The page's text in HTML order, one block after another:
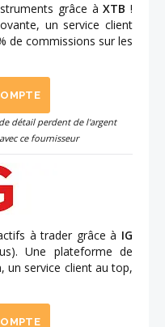
grâce àXTB !
un service client
de commissions sur les
détail perdent de l'argent
ce fournisseur
à trader grâce à IG
Une plateforme de
un service client au top,